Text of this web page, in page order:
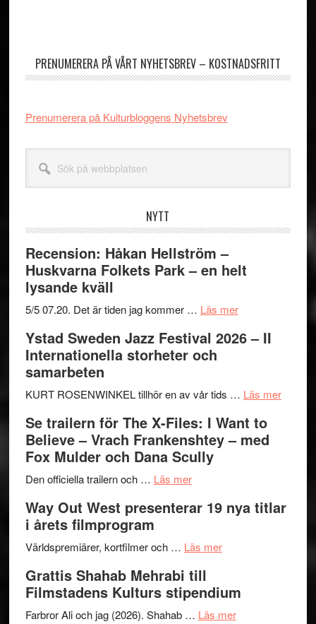
PRENUMERERA PÅ VÅRT NYHETSBREV – KOSTNADSFRITT
Prenumerera på Kulturbloggens Nyhetsbrev
webbplatsen
NYTT
Recension: Håkan Hellström –
Huskvarna Folkets Park – en helt
lysande kväll
5/5 07.20. Det är tiden jag kommer … Läs merom
Håkan
Huskvarna
Park
–
kväll
Ystad Sweden Jazz Festival 2026 – II
Internationella storheter och
samarbeten
KURT ROSENWINKEL tillhör en av vår tids … Läs merom
II
Se trailern för The X-Files: I Want to
Believe – Vrach Frankenshtey – med
Fox Mulder och Dana Scully
Den officiella trailern och … Läs merom
trailern
The
Files:
I
Want
Way Out West presenterar 19 nya titlar
i årets filmprogram
Världspremiärer, kortfilmer och … Läs merom
West
presenterar
Grattis Shahab Mehrabi till
Filmstadens Kulturs stipendium
Farbror Ali och jag (2026). Shahab … Läs merom